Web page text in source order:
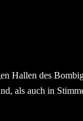
Hallen des
als auch in